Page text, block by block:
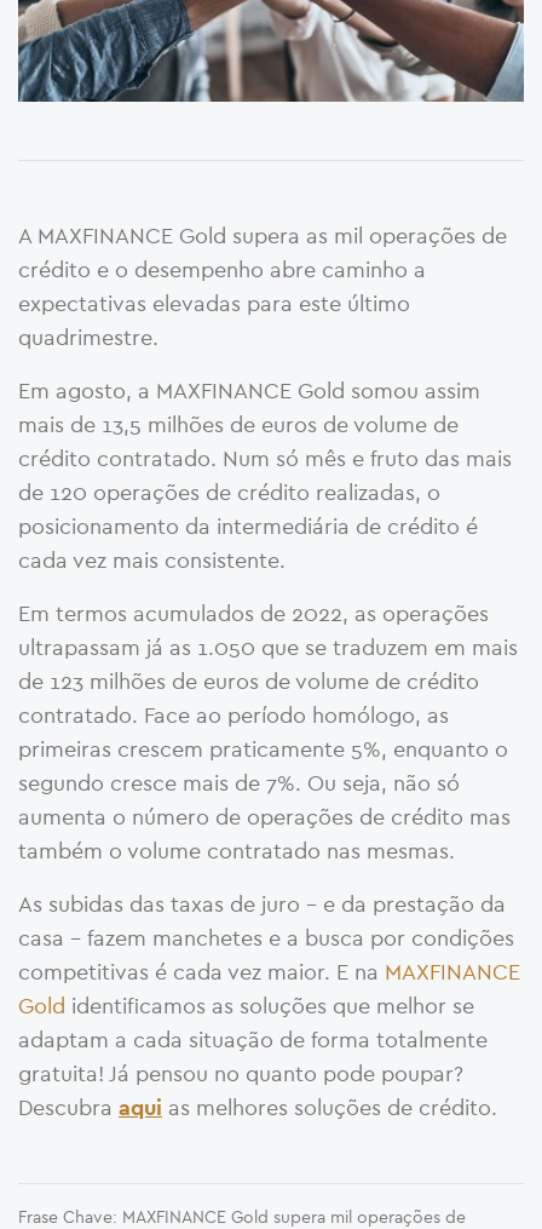
A MAXFINANCE Gold supera as mil operações de
crédito e o desempenho abre caminho a
expectativas elevadas para este último
quadrimestre.
Em agosto, a MAXFINANCE Gold somou assim
mais de 13,5 milhões de euros de volume de
crédito contratado. Num só mês e fruto das mais
de 120 operações de crédito realizadas, o
posicionamento da intermediária de crédito é
cada vez mais consistente.
Em termos acumulados de 2022, as operações
ultrapassam já as 1.050 que se traduzem em mais
de 123 milhões de euros de volume de crédito
contratado. Face ao período homólogo, as
primeiras crescem praticamente 5%, enquanto o
segundo cresce mais de 7%. Ou seja, não só
aumenta o número de operações de crédito mas
também o volume contratado nas mesmas.
As subidas das taxas de juro – e da prestação da
casa – fazem manchetes e a busca por condições
competitivas é cada vez maior. E na MAXFINANCE
Gold identificamos as soluções que melhor se
adaptam a cada situação de forma totalmente
gratuita! Já pensou no quanto pode poupar?
Descubra aqui as melhores soluções de crédito.
Frase Chave: MAXFINANCE Gold supera mil operações de